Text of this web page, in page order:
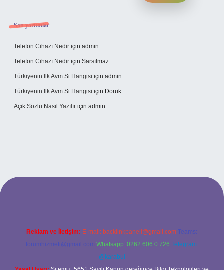
Son yorumlar
Telefon Cihazı Nedir için admin
Telefon Cihazı Nedir için Sarsılmaz
Türkiyenin Ilk Avm Si Hangisi için admin
Türkiyenin Ilk Avm Si Hangisi için Doruk
Açık Sözlü Nasıl Yazılır için admin
adresi
Reklam ve İletişim: E-mail: backlinkpaneli@gmail.com Teams:
forumhizmeti@gmail.com Whatsapp: 0262 606 0 726 Telegram:
@karabul